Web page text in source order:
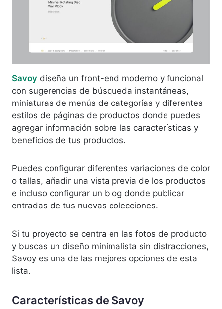
Savoy diseña un front-end moderno y funcional
con sugerencias de búsqueda instantáneas,
miniaturas de menús de categorías y diferentes
estilos de páginas de productos donde puedes
agregar información sobre las características y
beneficios de tus productos.
Puedes configurar diferentes variaciones de color
o tallas, añadir una vista previa de los productos
e incluso configurar un blog donde publicar
entradas de tus nuevas colecciones.
Si tu proyecto se centra en las fotos de producto
y buscas un diseño minimalista sin distracciones,
Savoy es una de las mejores opciones de esta
lista.
Características de Savoy